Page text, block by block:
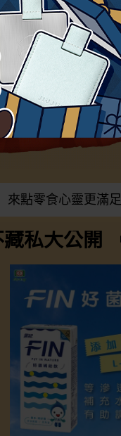
來點零食心靈更滿足
私大公開